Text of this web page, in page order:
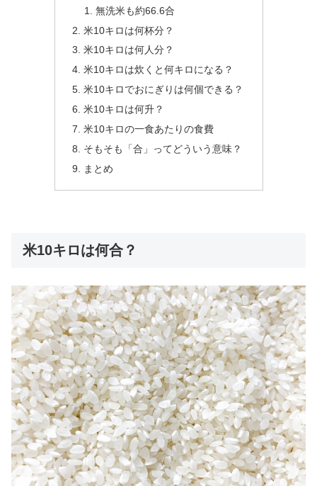
無洗米も約66.6合
米10キロは何杯分？
米10キロは何人分？
米10キロは炊くと何キロになる？
米10キロでおにぎりは何個できる？
米10キロは何升？
米10キロの一食あたりの食費
そもそも「合」ってどういう意味？
まとめ
米10キロは何合？